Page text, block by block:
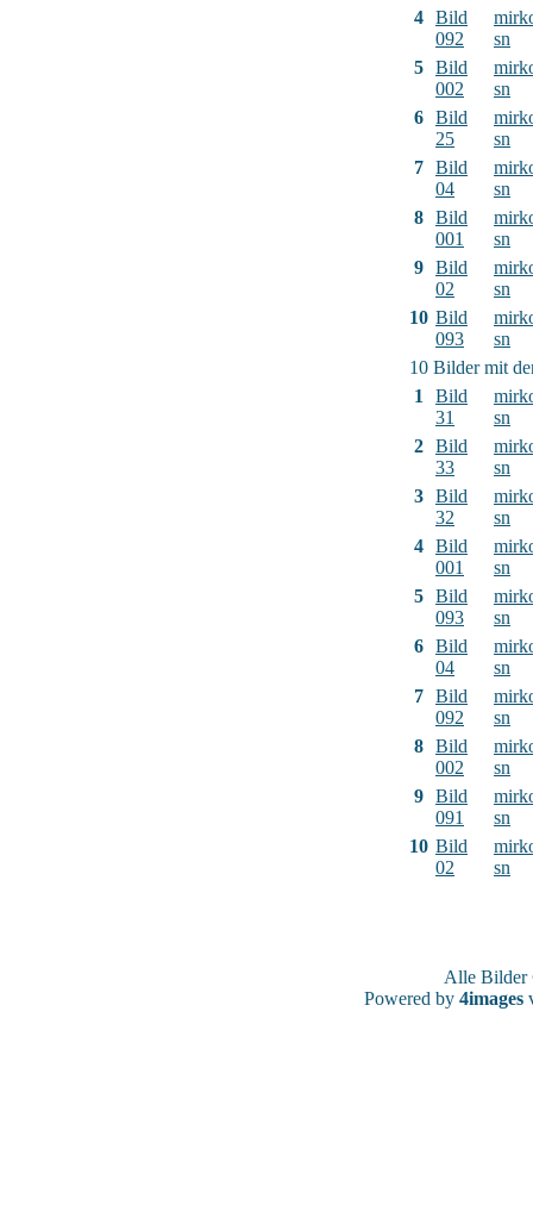
4 Bild
092
sn
5 Bild
002
sn
6 Bild
25
sn
7 Bild
04
sn
8 Bild
001
sn
9 Bild
02
sn
10 Bild
093
sn
10 Bilder mit
1
Bild
31
sn
2 Bild
33
sn
3 Bild
32
sn
4 Bild
001
sn
5 Bild
093
sn
6 Bild
04
sn
7 Bild
092
sn
8 Bild
002
sn
9 Bild
091
sn
10 Bild
02
sn
Alle
Powered by 4images